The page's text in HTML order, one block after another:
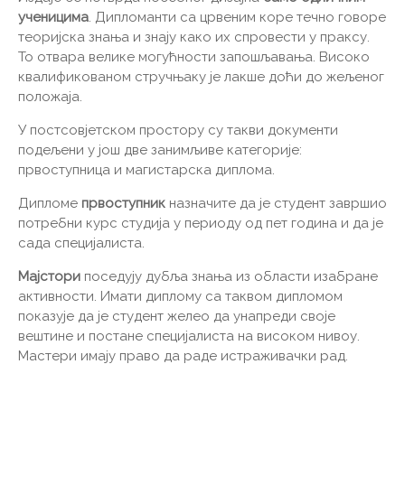
ученицима. Дипломанти са црвеним коре течно говоре
теоријска знања и знају како их спровести у праксу.
То отвара велике могућности запошљавања. Високо
квалификованом стручњаку је лакше доћи до жељеног
положаја.
У постсовјетском простору су такви документи
подељени у још две занимљиве категорије:
првоступница и магистарска диплома.
Дипломе првоступник назначите да је студент завршио
потребни курс студија у периоду од пет година и да је
сада специјалиста.
Мајстори поседују дубља знања из области изабране
активности. Имати диплому са таквом дипломом
показује да је студент желео да унапреди своје
вештине и постане специјалиста на високом нивоу.
Мастери имају право да раде истраживачки рад.